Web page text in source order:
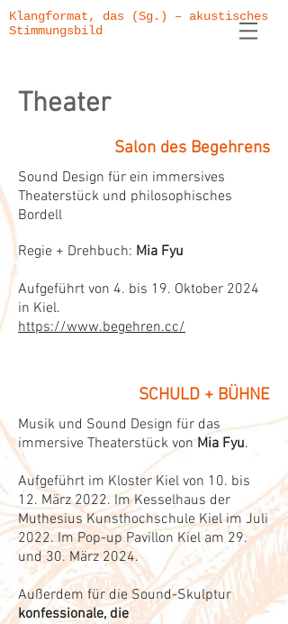
Klangformat, das (Sg.) – akustisches
Stimmungsbild
Theater
Salon des Begehrens
Sound Design für ein immersives
Theaterstück und philosophisches
Bordell
Regie + Drehbuch: Mia Fyu
Aufgeführt von 4. bis 19. Oktober 2024
in Kiel.
https://www.begehren.cc/
SCHULD + BÜHNE
Musik und Sound Design für das
immersive Theaterstück vonMia Fyu.
Aufgeführt im Kloster Kiel von 10. bis
12. März 2022. Im Kesselhaus der
Muthesius Kunsthochschule Kiel im Juli
2022. Im Pop-up Pavillon Kiel am 29.
und 30. März 2024.
Außerdem für die Sound-Skulptur
konfessionale, die